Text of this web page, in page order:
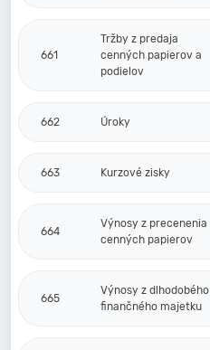
661
Tržby z predaja
cenných papierov a
podielov
662 Úroky
663 Kurzové zisky
664
Výnosy z precenenia
cenných papierov
665
Výnosy z dlhodobého
finančného majetku